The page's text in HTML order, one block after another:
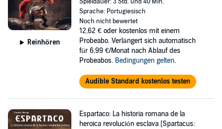
Reinhören
Sprache: Portugiesisch
Noch nicht bewertet
12,62 € oder kostenlos mit einem
Probeabo. Verlängert sich automatisch
für 6,99 €/Monat nach Ablauf des
Probeabos. Bedingungen gelten.
Audible Standard kostenlos testen
Espartaco: La historia romana de la
heroica revolución esclava [Spartacus: